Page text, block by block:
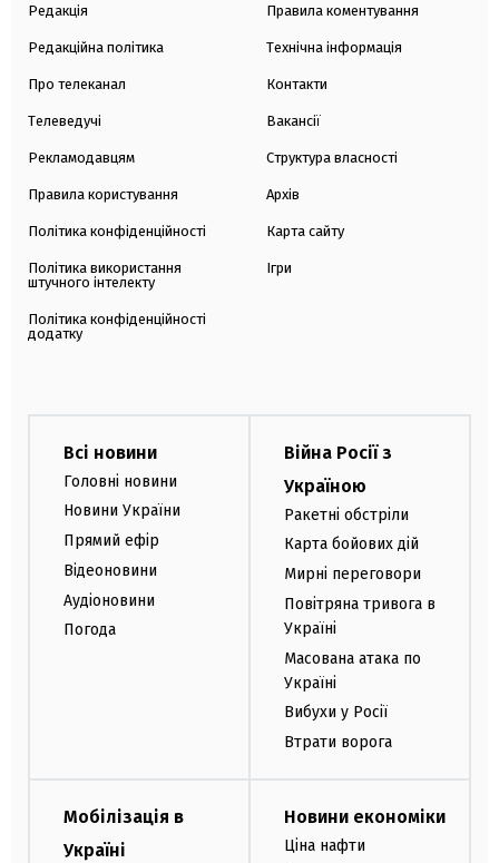
Редакція
Редакційна політика
Про телеканал
Телеведучі
Рекламодавцям
Правила користування
Політика конфіденційності
Політика використання
штучного інтелекту
Політика конфіденційності
додатку
Правила коментування
Технічна інформація
Контакти
Вакансії
Структура власності
Архів
Карта сайту
Ігри
Всі новини
Головні новини
Новини України
Прямий ефір
Відеоновини
Аудіоновини
Погода
Війна Росії з
Україною
Ракетні обстріли
Карта бойових дій
Мирні переговори
Повітряна тривога в
Україні
Масована атака по
Україні
Вибухи у Росії
Втрати ворога
Мобілізація в
Україні
Новини економіки
Ціна нафти